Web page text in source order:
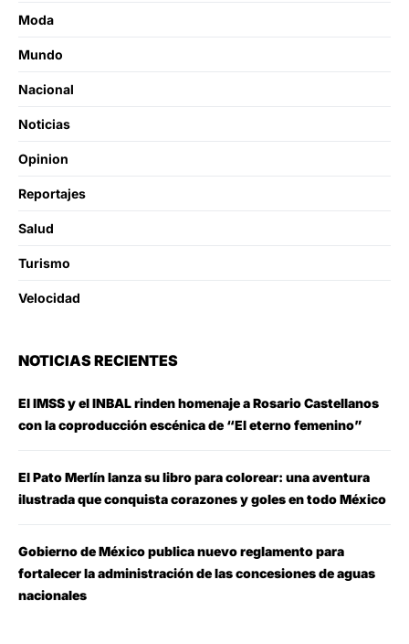
Moda
Mundo
Nacional
Noticias
Opinion
Reportajes
Salud
Turismo
Velocidad
NOTICIAS RECIENTES
El IMSS y el INBAL rinden homenaje a Rosario Castellanos
con la coproducción escénica de “El eterno femenino”
El Pato Merlín lanza su libro para colorear: una aventura
ilustrada que conquista corazones y goles en todo México
Gobierno de México publica nuevo reglamento para
fortalecer la administración de las concesiones de aguas
nacionales